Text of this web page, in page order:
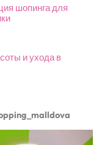
шопинга для
и ухода в